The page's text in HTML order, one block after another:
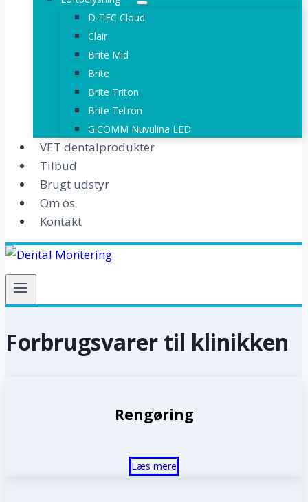
D-TEC Cloud
Clair
Brite Mid
Brite
Brite Triton
Brite Tetron
G.COMM Nuvulina LED
VET dentalprodukter
Tilbud
Brugt udstyr
Om os
Kontakt
Forbrugsvarer til klinikken
Rengøring
Læs mere